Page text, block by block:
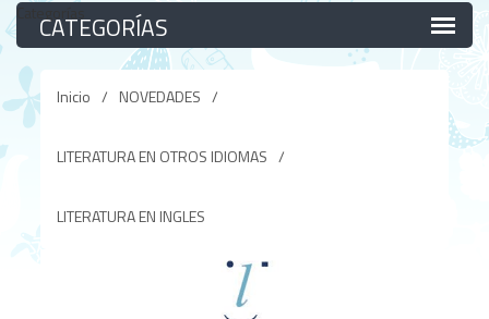
Categorías
Inicio / NOVEDADES /
LITERATURA EN OTROS IDIOMAS /
LITERATURA EN INGLES